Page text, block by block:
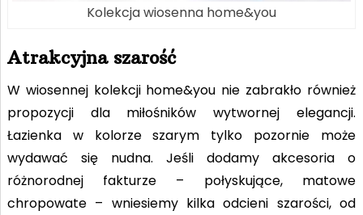
Kolekcja wiosenna home&you
Atrakcyjna szarość
W wiosennej kolekcji home&you nie zabrakło również
propozycji dla miłośników wytwornej elegancji.
Łazienka w kolorze szarym tylko pozornie może
wydawać się nudna. Jeśli dodamy akcesoria o
różnorodnej fakturze – połyskujące, matowe
chropowate – wniesiemy kilka odcieni szarości, od